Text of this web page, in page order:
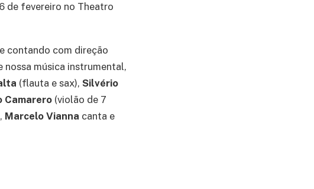
de fevereiro no Theatro
e contando com direção
nossa música instrumental,
(flauta e sax), Silvério
Camarero (violão de 7
Marcelo Vianna canta e